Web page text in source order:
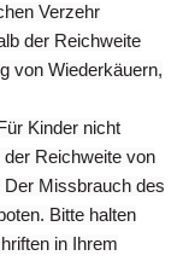
Verzehr
der Reichweite
von Wiederkäuern,
Kinder nicht
der Reichweite von
Der Missbrauch des
Bitte halten
in Ihrem